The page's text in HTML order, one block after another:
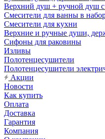
Верхний душ + ручной душ
Смесители для ванны в
Смесители для кухни
Верхние и ручные души,
Сифоны для раковины
Изливы
Полотенцесушители
Полотенцесушители
Акции
Новости
Как купить
Оплата
Доставка
Гарантия
Компания